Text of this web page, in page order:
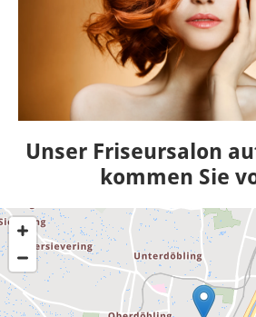
Unser Friseursalon
kommen Sie